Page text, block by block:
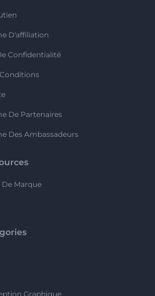
D'affiliation
Confidentialité
De Partenaires
Des Ambassadeurs
Marque
Graphique